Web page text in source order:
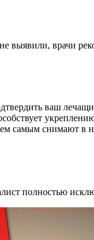
врачи
ваш
самым снимают
полностью